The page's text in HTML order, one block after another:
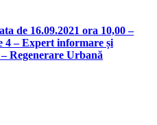
de 16.09.2021 ora 10,00 –
4 – Expert informare și
Regenerare Urbană